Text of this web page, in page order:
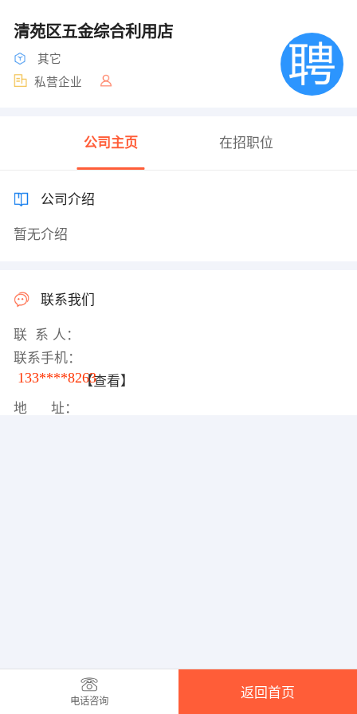
清苑区五金综合利用店
其它
私营企业
公司主页 在招职位
公司介绍
暂无介绍
联系我们
联 系 人：
联系手机：
133****8263【查看】
地 址：
电话咨询
返回首页